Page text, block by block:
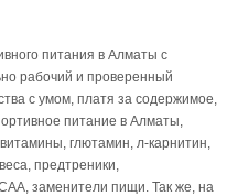
питания в Алматы с
рабочий и проверенный
с умом, платя за содержимое,
питание в Алматы,
глютамин, л-карнитин,
предтреники,
заменители пищи. Так же, на